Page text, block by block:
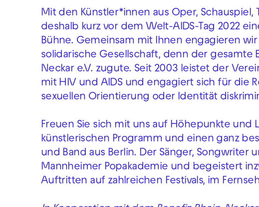
Mit den Künstler*innen aus Oper,
deshalb kurz vor dem Welt-AIDS-Tag 2022
Bühne. Gemeinsam mit Ihnen engagieren
solidarische Gesellschaft, denn der gesamte
Neckar e.V. zugute. Seit 2003 leistet der
mit HIV und AIDS und engagiert sich für die
sexuellen Orientierung oder Identität
Freuen Sie sich mit uns auf Höhepunkte und
künstlerischen Programm und einen ganz
und Band aus Berlin. Der Sänger, Songwriter
Mannheimer Popakademie und begeistert
Auftritten auf zahlreichen Festivals, im